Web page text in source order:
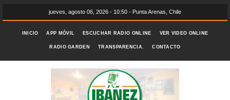
jueves, agosto 06, 2026 - 10:50 - Punta Arenas, Chile
INICIO APP MÓVIL ESCUCHAR RADIO ONLINE VER VIDEO ONLINE
RADIO GARDEN TRANSPARENCIA. CONTACTO